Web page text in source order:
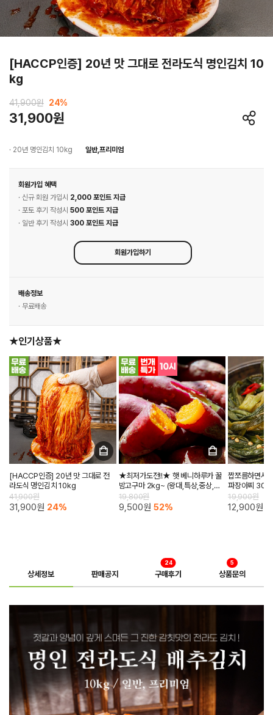
[HACCP인증] 20년 맛 그대로 전라도식 명인김치 10
kg
41,900원 24%
31,900원
· 20년 명인김치 10kg 일반,프리미엄
회원가입 혜택
· 신규 회원 가입시 2,000 포인트 지급
· 포토 후기 작성시 500 포인트 지급
· 일반 후기 작성시 300 포인트 지급
회원가입하기
배송정보
· 무료배송
★인기상품★
[HACCP인증] 20년 맛 그대로 전
라도식 명인김치 10kg
41,900원
31,900원 24%
★최저가도전!!★ 햇 베니하루카 꿀
밤고구마 2kg~ (왕대,특상,중상,한
입)
19,800원
9,500원 52%
짭쪼름하면서
파장아찌
19,900원
12,900원
상세정보 판매공지 구매후기
24
상품문의
5